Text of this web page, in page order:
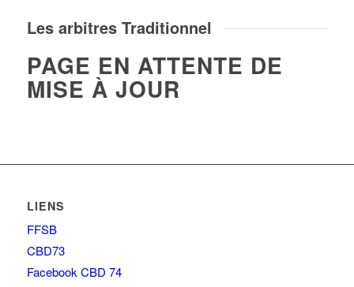
Les arbitres Traditionnel
PAGE EN ATTENTE DE
MISE À JOUR
LIENS
FFSB
CBD73
Facebook CBD 74